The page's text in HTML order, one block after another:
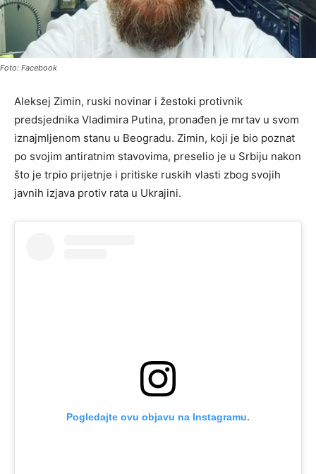
Foto: Facebook
Aleksej Zimin, ruski novinar i žestoki protivnik
predsjednika Vladimira Putina, pronađen je mrtav u svom
iznajmljenom stanu u Beogradu. Zimin, koji je bio poznat
po svojim antiratnim stavovima, preselio je u Srbiju nakon
što je trpio prijetnje i pritiske ruskih vlasti zbog svojih
javnih izjava protiv rata u Ukrajini.
Pogledajte ovu objavu na Instagramu.